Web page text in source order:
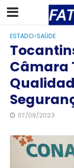
ESTADO•SAÚDE
Câmara
07/09/2023